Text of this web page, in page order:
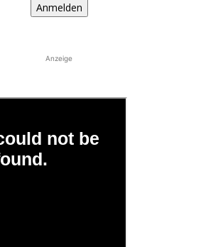
Anmelden
Anzeige